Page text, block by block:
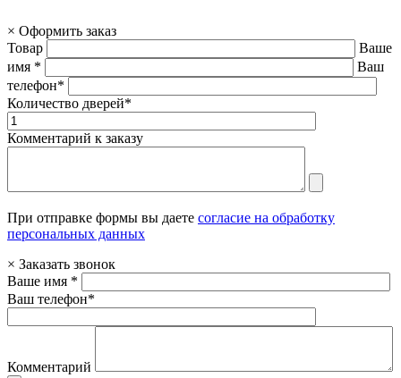
× Оформить заказ
Товар
Ваше
имя *
Ваш
телефон*
Количество дверей*
Комментарий к заказу
При отправке формы вы даете согласие на обработку
персональных данных
× Заказать звонок
Ваше имя *
Ваш телефон*
Комментарий